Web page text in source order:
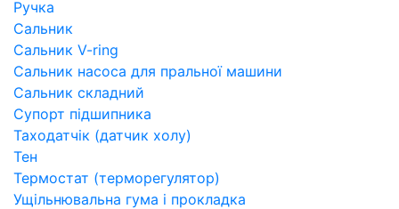
Ручка
Сальник
Сальник V-ring
Сальник насоса для пральної машини
Сальник складний
Супорт підшипника
Таходатчік (датчик холу)
Тен
Термостат (терморегулятор)
Ущільнювальна гума і прокладка